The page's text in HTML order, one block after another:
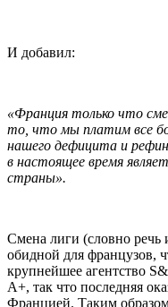
И добавил:
«Франция только что
то, что мы платим все
нашего дефицита и
в настоящее время
страны».
Смена лиги (словно речь
обидной для французов,
крупнейшее агентство
А+, так что последняя
Францией. Таким